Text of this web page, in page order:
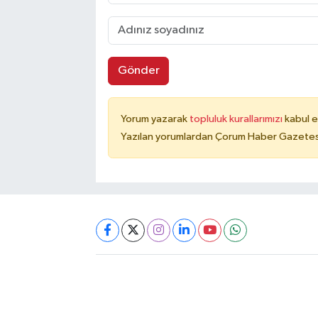
Gönder
Yorum yazarak topluluk kurallarımızı kabul
Yazılan yorumlardan Çorum Haber